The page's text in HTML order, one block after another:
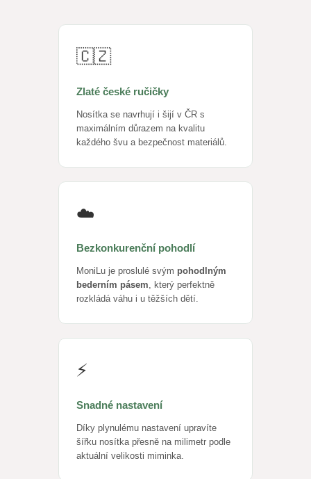
🇨🇿
Zlaté české ručičky
Nosítka se navrhují i šijí v ČR s
maximálním důrazem na kvalitu
každého švu a bezpečnost materiálů.
☁️
Bezkonkurenční pohodlí
MoniLu je proslulé svým pohodlným
bederním pásem, který perfektně
rozkládá váhu i u těžších dětí.
⚡
Snadné nastavení
Díky plynulému nastavení upravíte
šířku nosítka přesně na milimetr podle
aktuální velikosti miminka.